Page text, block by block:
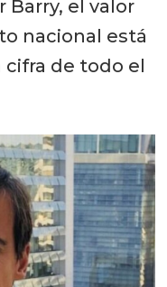
Barry, el valor
nacional está
de todo el